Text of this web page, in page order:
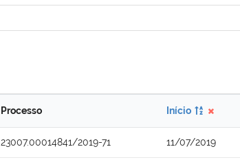
Processo Início
23007.00014841/2019-71 11/07/2019